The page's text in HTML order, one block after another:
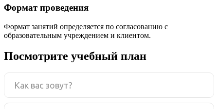
Формат проведения
Формат занятий определяется по согласованию с
образовательным учреждением и клиентом.
Посмотрите учебный план